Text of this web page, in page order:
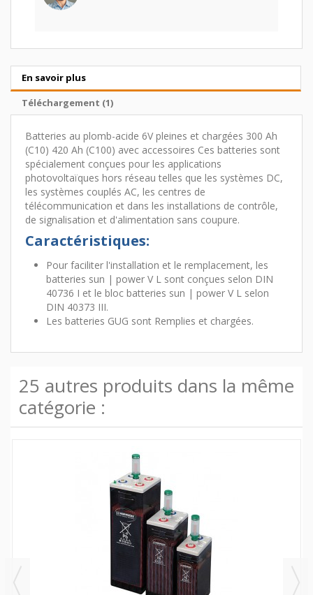
En savoir plus
Téléchargement (1)
Batteries au plomb-acide 6V pleines et chargées 300 Ah
(C10) 420 Ah (C100) avec accessoires Ces batteries sont
spécialement conçues pour les applications
photovoltaïques hors réseau telles que les systèmes DC,
les systèmes couplés AC, les centres de
télécommunication et dans les installations de contrôle,
de signalisation et d'alimentation sans coupure.
Caractéristiques:
Pour faciliter l'installation et le remplacement, les
batteries sun | power V L sont conçues selon DIN
40736 I et le bloc batteries sun | power V L selon
DIN 40373 III.
Les batteries GUG sont Remplies et chargées.
25 autres produits dans la même
catégorie :